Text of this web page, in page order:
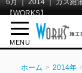
6月 ｜ 2014 ｜ ガス給
【WORKS】
MENU
ホーム 2014年